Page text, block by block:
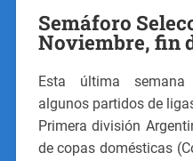
Semáforo
Noviembre, fin
Esta última
algunos partidos de
Primera división
de copas domésticas